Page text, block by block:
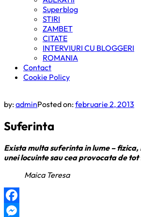
Superblog
STIRI
ZAMBET
CITATE
INTERVIURI CU BLOGGERI
ROMANIA
Contact
Cookie Policy
by:adminPosted on:februarie 2, 2013
Suferinta
Exista multa suferinta in lume –
unei locuinte sau cea provocata de
Maica Teresa
Facebook